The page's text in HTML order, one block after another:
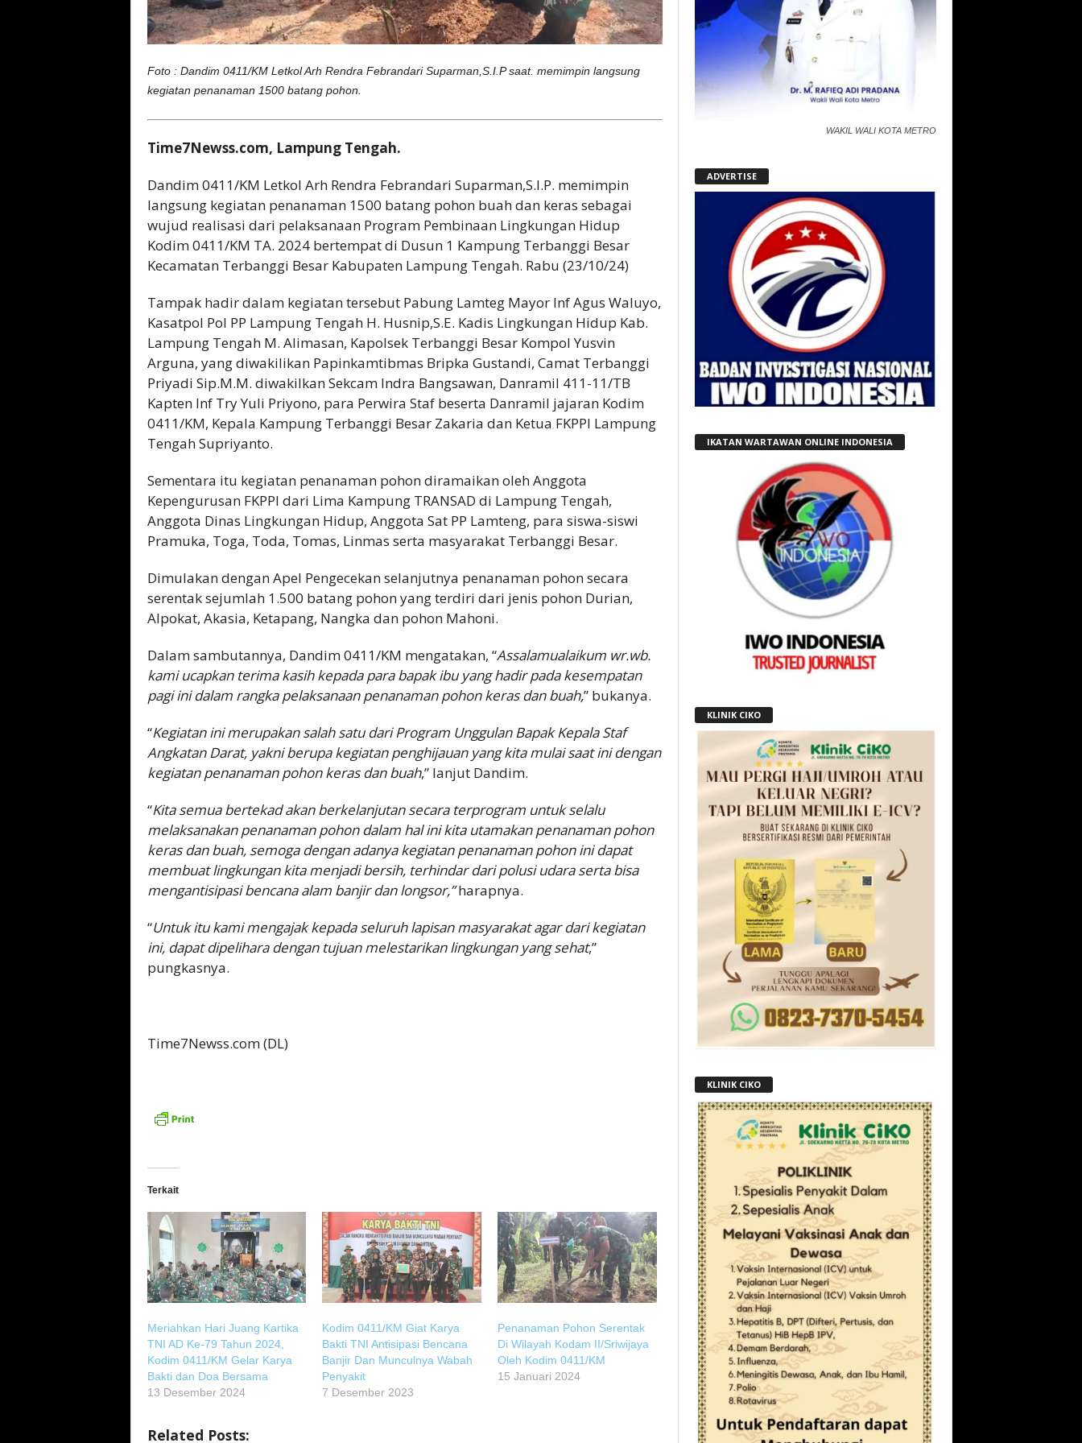
Foto : Dandim 0411/KM Letkol Arh Rendra Febrandari Suparman,S.I.P saat. memimpin langsung
kegiatan penanaman 1500 batang pohon.
Time7Newss.com, Lampung Tengah.
Dandim 0411/KM Letkol Arh Rendra Febrandari Suparman,S.I.P. memimpin
langsung kegiatan penanaman 1500 batang pohon buah dan keras sebagai
wujud realisasi dari pelaksanaan Program Pembinaan Lingkungan Hidup
Kodim 0411/KM TA. 2024 bertempat di Dusun 1 Kampung Terbanggi Besar
Kecamatan Terbanggi Besar Kabupaten Lampung Tengah. Rabu (23/10/24)
Tampak hadir dalam kegiatan tersebut Pabung Lamteg Mayor Inf Agus Waluyo,
Kasatpol Pol PP Lampung Tengah H. Husnip,S.E. Kadis Lingkungan Hidup Kab.
Lampung Tengah M. Alimasan, Kapolsek Terbanggi Besar Kompol Yusvin
Arguna, yang diwakilikan Papinkamtibmas Bripka Gustandi, Camat Terbanggi
Priyadi Sip.M.M. diwakilkan Sekcam Indra Bangsawan, Danramil 411-11/TB
Kapten Inf Try Yuli Priyono, para Perwira Staf beserta Danramil jajaran Kodim
0411/KM, Kepala Kampung Terbanggi Besar Zakaria dan Ketua FKPPI Lampung
Tengah Supriyanto.
Sementara itu kegiatan penanaman pohon diramaikan oleh Anggota
Kepengurusan FKPPI dari Lima Kampung TRANSAD di Lampung Tengah,
Anggota Dinas Lingkungan Hidup, Anggota Sat PP Lamteng, para siswa-siswi
Pramuka, Toga, Toda, Tomas, Linmas serta masyarakat Terbanggi Besar.
Dimulakan dengan Apel Pengecekan selanjutnya penanaman pohon secara
serentak sejumlah 1.500 batang pohon yang terdiri dari jenis pohon Durian,
Alpokat, Akasia, Ketapang, Nangka dan pohon Mahoni.
Dalam sambutannya, Dandim 0411/KM mengatakan, “Assalamualaikum wr.wb.
kami ucapkan terima kasih kepada para bapak ibu yang hadir pada kesempatan
pagi ini dalam rangka pelaksanaan penanaman pohon keras dan buah,” bukanya.
“Kegiatan ini merupakan salah satu dari Program Unggulan Bapak Kepala Staf
Angkatan Darat, yakni berupa kegiatan penghijauan yang kita mulai saat ini dengan
kegiatan penanaman pohon keras dan buah,” lanjut Dandim.
“Kita semua bertekad akan berkelanjutan secara terprogram untuk selalu
melaksanakan penanaman pohon dalam hal ini kita utamakan penanaman pohon
keras dan buah, semoga dengan adanya kegiatan penanaman pohon ini dapat
membuat lingkungan kita menjadi bersih, terhindar dari polusi udara serta bisa
mengantisipasi bencana alam banjir dan longsor,”harapnya.
“Untuk itu kami mengajak kepada seluruh lapisan masyarakat agar dari kegiatan
ini, dapat dipelihara dengan tujuan melestarikan lingkungan yang sehat,”
pungkasnya.
Time7Newss.com (DL)
Terkait
Meriahkan Hari Juang Kartika
TNI AD Ke-79 Tahun 2024,
Kodim 0411/KM Gelar Karya
Bakti dan Doa Bersama
13 Desember 2024
Kodim 0411/KM Giat Karya
Bakti TNI Antisipasi Bencana
Banjir Dan Munculnya Wabah
Penyakit
7 Desember 2023
Penanaman Pohon Serentak
Di Wilayah Kodam II/Sriwijaya
Oleh Kodim 0411/KM
15 Januari 2024
Related Posts:
WAKIL WALI KOTA METRO
ADVERTISE
IKATAN WARTAWAN ONLINE INDONESIA
KLINIK CIKO
KLINIK CIKO